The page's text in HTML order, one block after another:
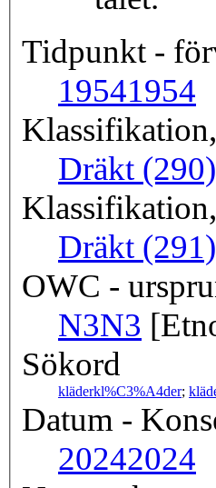
Tidpunkt -
19541954
Dräkt (290)
Dräkt (291)
OWC -
N3N3
Sökord
kläderkl%C3%A4der;
Datum -
20242024